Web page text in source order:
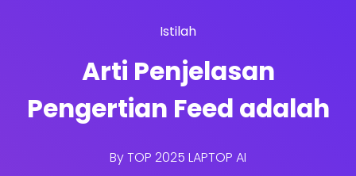
Istilah
Arti Penjelasan
Pengertian Feed adalah
ByTOP 2025 LAPTOP AI